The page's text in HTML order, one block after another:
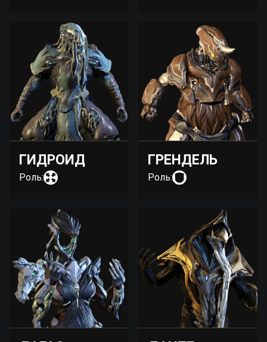
ГИДРОИД
Роль:
ГРЕНДЕЛЬ
Роль: